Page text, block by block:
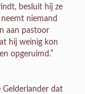
besluit hij ze
niemand
aan pastoor
hij weinig kon
opgeruimd.”
dat